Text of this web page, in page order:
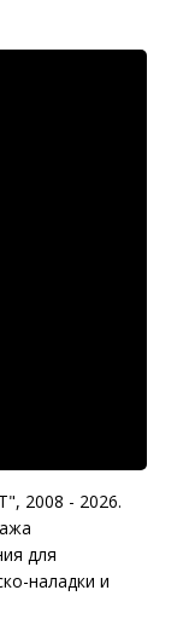
, 2008 - 2026.
для
наладки и